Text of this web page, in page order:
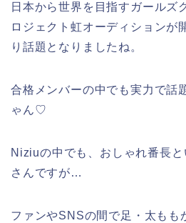
日本から世界を目指すガールズ
ロジェクト虹オーディションが
り話題となりましたね。
合格メンバーの中でも実力で話
ゃん♡
Niziuの中でも、おしゃれ番長
さんですが…
ファンやSNSの間で足・太もも